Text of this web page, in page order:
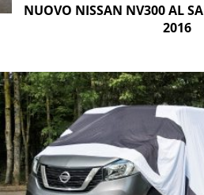
NUOVO NISSAN NV300 AL
2016